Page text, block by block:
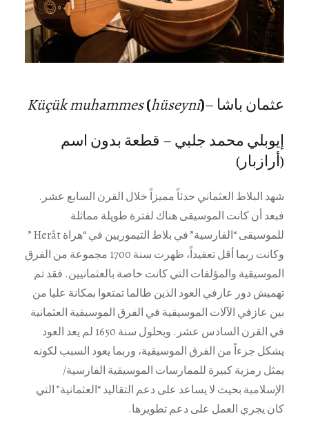
عثمان باشا – Küçük muhammes(hüseyni)
إيوبلي محمد جلبي – قطعة بدون اسم
(أرازبار)
شهد البلاط العثماني حدثاً مميزاً خلال القرن السابع عشر.
فبعد أن كانت الموسيقى هناك لفترة طويلة مماثلة
للموسيقى “الفارسية” في بلاط التيموريين في “هراة Herât ”
وكانت ربما أقل تعقيداً، ظهرت سنة 1700 مجموعة من الفرق
الموسيقية والمؤلفات التي كانت خاصة بالعثمانيين. فقد تم
تهميش دور عازفي العود الذين طالما تمتعوا بمكانة عليا من
بين عازفي الآلات الموسيقية في الفرق الموسيقية العثمانية
في القرن السادس عشر. وبحلول سنة 1650 لم يعد العود
يشكل جزءاً من الفرق الموسيقية، وربما يعود السبب لكونه
يمثل رمزية كبيرة للممارسات الموسيقية الفارسية/
الإسلامية بحيث لا يساعد على دعم التقاليد “العثمانية” التي
كان يجري العمل على دعم تطويرها.